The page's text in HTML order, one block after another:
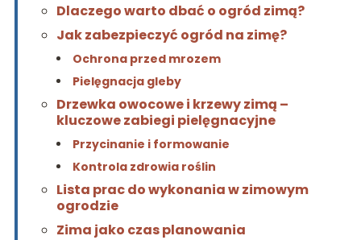
Dlaczego warto dbać o ogród zimą?
Jak zabezpieczyć ogród na zimę?
Ochrona przed mrozem
Pielęgnacja gleby
Drzewka owocowe i krzewy zimą –
kluczowe zabiegi pielęgnacyjne
Przycinanie i formowanie
Kontrola zdrowia roślin
Lista prac do wykonania w zimowym
ogrodzie
Zima jako czas planowania